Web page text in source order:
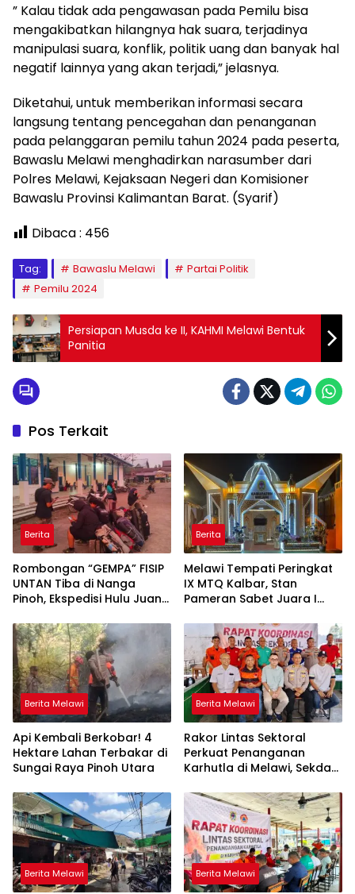
” Kalau tidak ada pengawasan pada Pemilu bisa
mengakibatkan hilangnya hak suara, terjadinya
manipulasi suara, konflik, politik uang dan banyak hal
negatif lainnya yang akan terjadi,” jelasnya.
Diketahui, untuk memberikan informasi secara
langsung tentang pencegahan dan penanganan
pada pelanggaran pemilu tahun 2024 pada peserta,
Bawaslu Melawi menghadirkan narasumber dari
Polres Melawi, Kejaksaan Negeri dan Komisioner
Bawaslu Provinsi Kalimantan Barat. (Syarif)
Dibaca : 456
Tag: Bawaslu Melawi
Partai Politik
Pemilu 2024
Persiapan Musda ke II, KAHMI Melawi Bentuk
Panitia
Pos Terkait
Berita
Rombongan “GEMPA” FISIP
UNTAN Tiba di Nanga
Pinoh, Ekspedisi Hulu Juang
Lanjutkan Perjalanan ke
Pedalaman Melawi
Berita
Melawi Tempati Peringkat
IX MTQ Kalbar, Stan
Pameran Sabet Juara I
Berita Melawi
Api Kembali Berkobar! 4
Hektare Lahan Terbakar di
Sungai Raya Pinoh Utara
Berita Melawi
Rakor Lintas Sektoral
Perkuat Penanganan
Karhutla di Melawi, Sekda
Tingkatkan Kewaspadaan
Berita Melawi Berita Melawi